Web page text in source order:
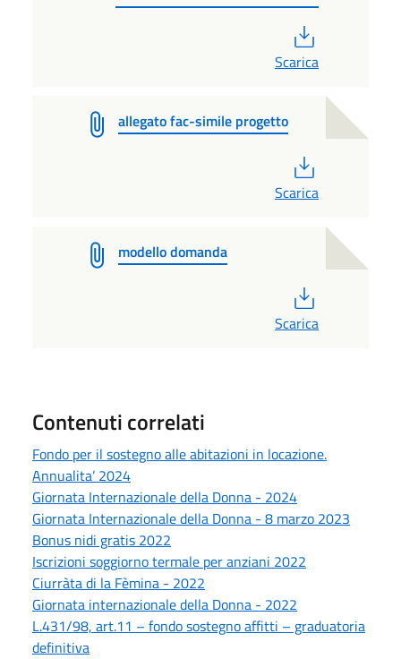
Scarica
allegato fac-simile progetto
Scarica
modello domanda
Scarica
Contenuti correlati
Fondo per il sostegno alle abitazioni in locazione.
Annualita’ 2024
Giornata Internazionale della Donna - 2024
Giornata Internazionale della Donna - 8 marzo 2023
Bonus nidi gratis 2022
Iscrizioni soggiorno termale per anziani 2022
Ciurràta di la Fèmina - 2022
Giornata internazionale della Donna - 2022
L.431/98, art.11 – fondo sostegno affitti – graduatoria
definitiva